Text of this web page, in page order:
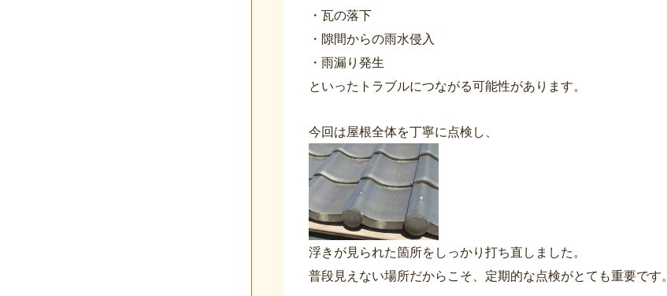
・瓦の落下
・隙間からの雨水侵入
・雨漏り発生
といったトラブルにつながる可能性があります。
今回は屋根全体を丁寧に点検し、
浮きが見られた箇所をしっかり打ち直しました。
普段見えない場所だからこそ、定期的な点検がとても重要です。